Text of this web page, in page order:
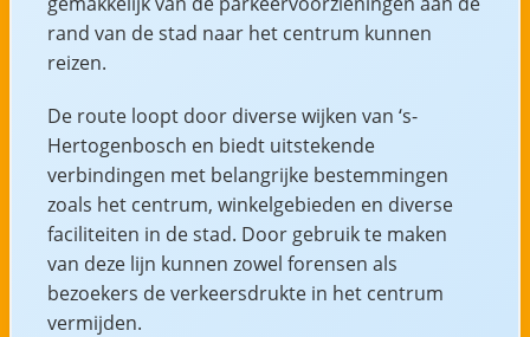
rand van de stad naar het centrum kunnen
reizen.
De route loopt door diverse wijken van ‘s-
Hertogenbosch en biedt uitstekende
verbindingen met belangrijke bestemmingen
zoals het centrum, winkelgebieden en diverse
faciliteiten in de stad. Door gebruik te maken
van deze lijn kunnen zowel forensen als
bezoekers de verkeersdrukte in het centrum
vermijden.